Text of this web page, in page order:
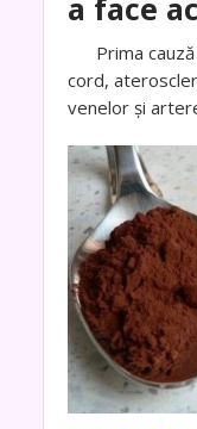
Prima cauză
cord,
venelor și